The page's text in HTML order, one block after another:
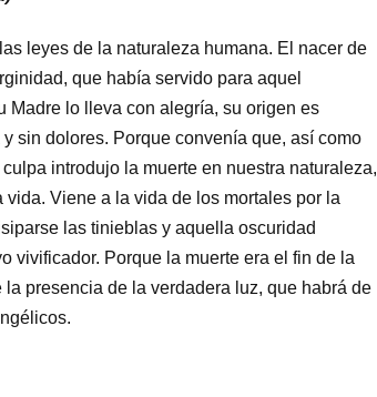
leyes de la naturaleza humana. El nacer de
que había servido para aquel
Madre lo lleva con alegría, su origen es
sin dolores. Porque convenía que, así como
introdujo la muerte en nuestra naturaleza,
Viene a la vida de los mortales por la
las tinieblas y aquella oscuridad
vivificador. Porque la muerte era el fin de la
presencia de la verdadera luz, que habrá de